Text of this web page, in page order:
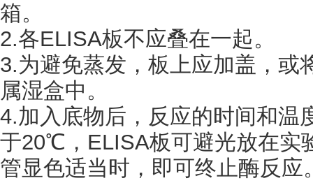
箱。
2.各ELISA板不应叠在一起。
3.为避免蒸发，板上应加盖，或
属湿盒中。
4.加入底物后，反应的时间和温
于20℃，ELISA板可避光放在实
管显色适当时，即可终止酶反应